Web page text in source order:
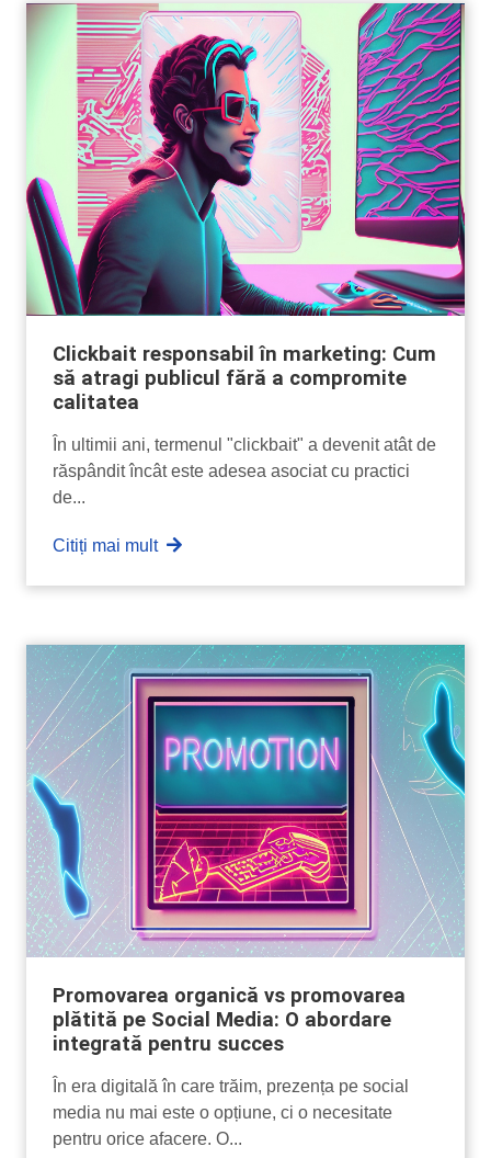
Clickbait responsabil în marketing: Cum
să atragi publicul fără a compromite
calitatea
În ultimii ani, termenul "clickbait" a devenit atât de
răspândit încât este adesea asociat cu practici
de...
Citiți mai mult
Promovarea organică vs promovarea
plătită pe Social Media: O abordare
integrată pentru succes
În era digitală în care trăim, prezența pe social
media nu mai este o opțiune, ci o necesitate
pentru orice afacere. O...